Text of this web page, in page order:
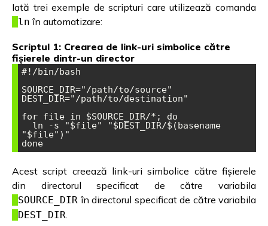
Iată trei exemple de scripturi care utilizează comanda
ln în automatizare:
Scriptul 1: Crearea de link-uri simbolice către
fișierele dintr-un director
#!/bin/bash
SOURCE_DIR="/path/to/source"
DEST_DIR="/path/to/destination"
for file in $SOURCE_DIR/*; do
"$file")"
done
Acest script creează link-uri simbolice către fișierele
din directorul specificat de către variabila
SOURCE_DIR în directorul specificat de către variabila
DEST_DIR.